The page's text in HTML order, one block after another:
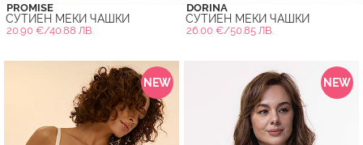
PROMISE
СУТИЕН МЕКИ ЧАШКИ
20.90 €/40.88 ЛВ.
DORINA
СУТИЕН МЕКИ ЧАШКИ
26.00 €/50.85 ЛВ.
NEW NEW